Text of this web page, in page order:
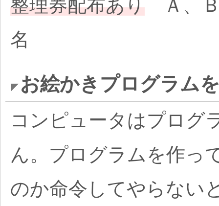
整理券配布あり Ａ、
名
お絵かきプログラム
コンピュータはプログ
ん。プログラムを作っ
のか命令してやらない